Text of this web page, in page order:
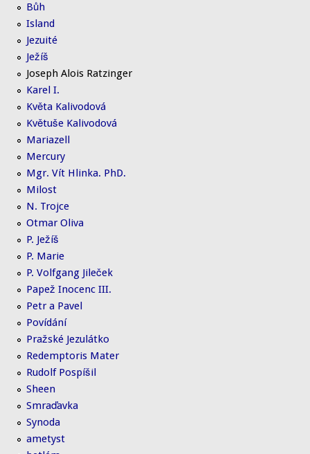
Bůh
Island
Jezuité
Ježíš
Joseph Alois Ratzinger
Karel I.
Květa Kalivodová
Květuše Kalivodová
Mariazell
Mercury
Mgr. Vít Hlinka. PhD.
Milost
N. Trojce
Otmar Oliva
P. Ježíš
P. Marie
P. Volfgang Jileček
Papež Inocenc III.
Petr a Pavel
Povídání
Pražské Jezulátko
Redemptoris Mater
Rudolf Pospíšil
Sheen
Smraďavka
Synoda
ametyst